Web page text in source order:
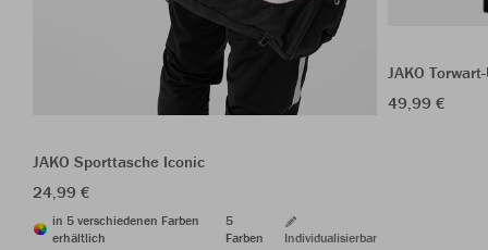
JAKO Sporttasche Iconic
24,99 €
in 5 verschiedenen Farben
erhältlich
5
Farben
Individualisierbar
JAKO
49,99 €